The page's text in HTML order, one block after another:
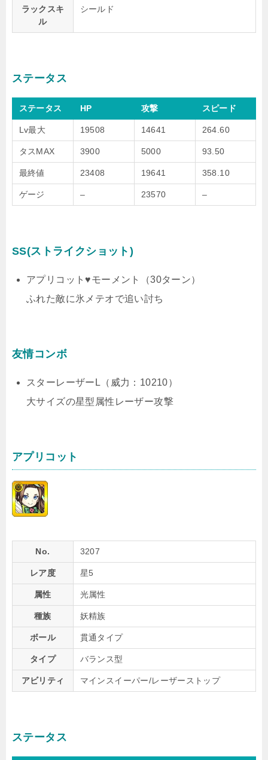
ラックスキ
ル
シールド
ステータス
ステータス HP 攻撃 スピード
Lv最大 19508 14641 264.60
タスMAX 3900 5000 93.50
最終値 23408 19641 358.10
ゲージ – 23570 –
SS(ストライクショット)
アプリコット♥モーメント（30ターン）
ふれた敵に氷メテオで追い討ち
友情コンボ
スターレーザーL（威力：10210）
大サイズの星型属性レーザー攻撃
アプリコット
No. 3207
レア度 星5
属性 光属性
種族 妖精族
ボール 貫通タイプ
タイプ バランス型
アビリティ マインスイーパー/レーザーストップ
ステータス